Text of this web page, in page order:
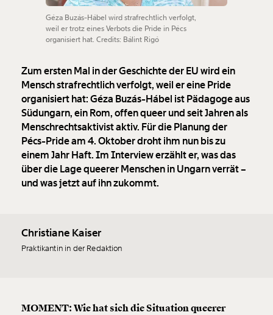
Géza Buzás-Hábel wird strafrechtlich verfolgt,
weil er trotz eines Verbots die Pride in Pécs
organisiert hat. Credits: Bálint Rigó
Zum ersten Mal in der Geschichte der EU wird ein
Mensch strafrechtlich verfolgt, weil er eine Pride
organisiert hat: Géza Buzás-Hábel ist Pädagoge aus
Südungarn, ein Rom, offen queer und seit Jahren als
Menschrechtsaktivist aktiv. Für die Planung der
Pécs-Pride am 4. Oktober droht ihm nun bis zu
einem Jahr Haft. Im Interview erzählt er, was das
über die Lage queerer Menschen in Ungarn verrät –
und was jetzt auf ihn zukommt.
Christiane Kaiser
Praktikantin in der Redaktion
MOMENT: Wie hat sich die Situation queerer